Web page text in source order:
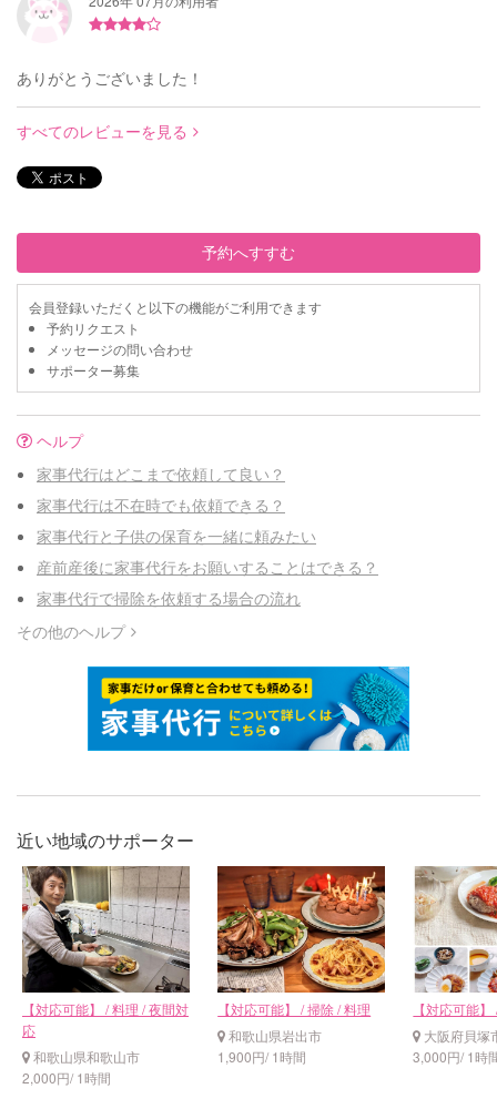
ありがとうございました！
すべてのレビューを見る
予約へすすむ
会員登録いただくと以下の機能がご利用できます
予約リクエスト
メッセージの問い合わせ
サポーター募集
ヘルプ
家事代行はどこまで依頼して良い？
家事代行は不在時でも依頼できる？
家事代行と子供の保育を一緒に頼みたい
産前産後に家事代行をお願いすることはできる？
家事代行で掃除を依頼する場合の流れ
その他のヘルプ
近い地域のサポーター
【対応可能】 / 料理 / 夜間対
応
和歌山県和歌山市
2,000円/ 1時間
【対応可能】 / 掃除 / 料理
和歌山県岩出市
1,900円/ 1時間
【対応可能
大阪府貝塚
3,000円/ 1時